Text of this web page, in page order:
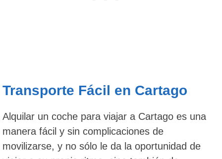
Transporte Fácil en Cartago
Alquilar un coche para viajar a Cartago es una
manera fácil y sin complicaciones de
movilizarse, y no sólo le da la oportunidad de